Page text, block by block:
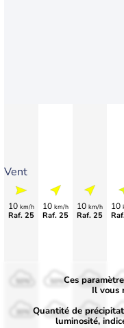
Vent
10 km/h
Raf. 25
10 km/h
Raf. 25
10 km/h
Raf. 25
10
50%
30%
50%
30%
Ces
Il vous
Quantité de
luminosité,